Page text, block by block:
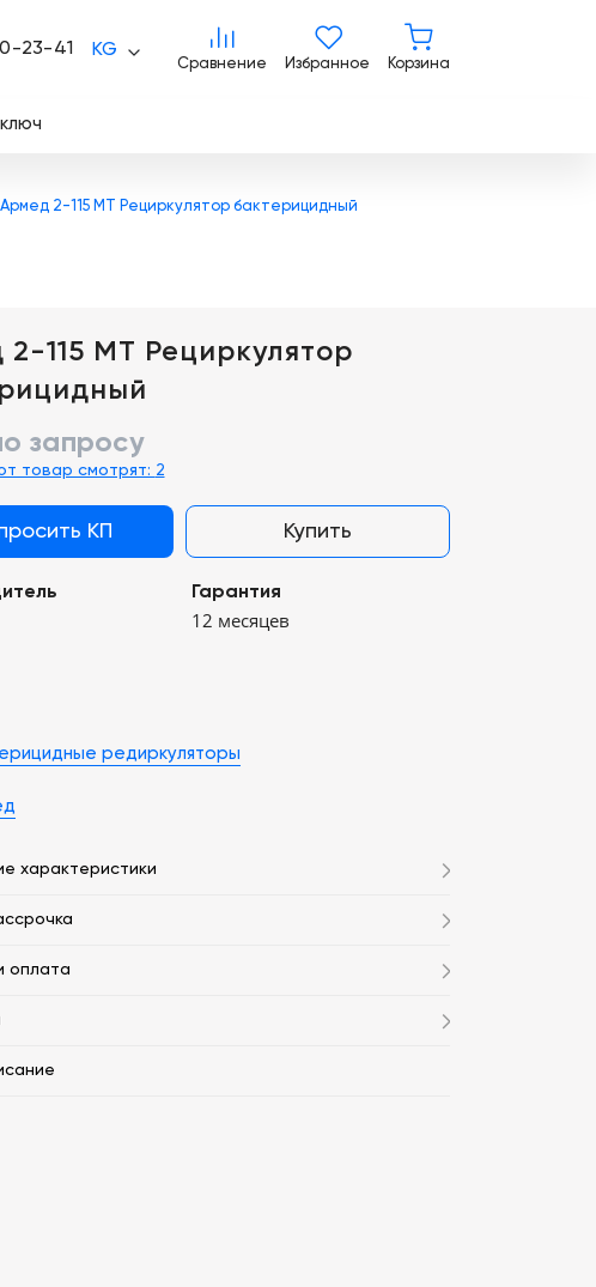
23-41 KG
Сравнение
Сравнение
Избранное Корзина
Армед 2-115 МТ Рециркулятор бактерицидный
115 МТ Рециркулятор
запросу
товар смотрят: 2
КП Купить
Гарантия
12 месяцев
редиркуляторы
характеристики
оплата